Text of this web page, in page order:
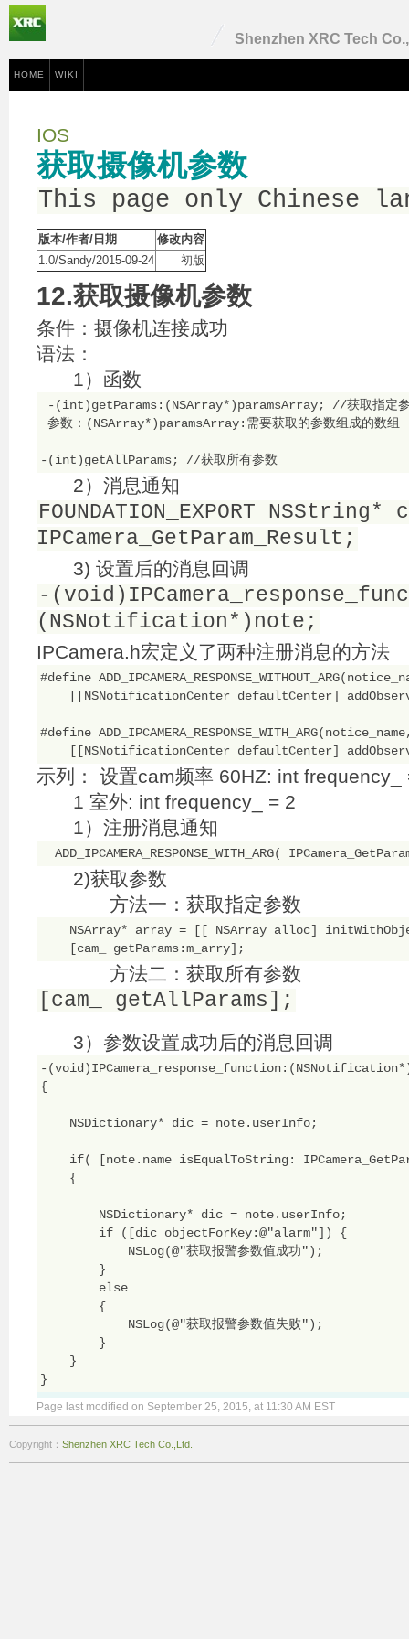
Shenzhen XRC Tech
HOME WIKI
IOS
获取摄像机参数
This page only Chinese
版本/作者/日期
修改内容
1.0/Sandy/2015-09-24
初版
12.获取摄像机参数
条件：摄像机连接成功
语法：
1）函数
-(int)getParams:(NSArray*)paramsArray; //获取指定
参数：(NSArray*)paramsArray:需要获取的参数组成的数组
2）消息通知
FOUNDATION_EXPORT NSString*
IPCamera_GetParam_Result;
3) 设置后的消息回调
-
(NSNotification*)note;
IPCamera.h宏定义了两种注册消息的方法
#define
[[NSNotificationCenter defaultCenter]
#define
示列： 设置cam频率 60HZ: int
1 室外: int frequency_ = 2
1）注册消息通知
2)获取参数
方法一：获取指定参数
NSArray* array = [[ NSArray alloc]
    [cam_ getParams:m_arry];
方法二：获取所有参数
[cam_ getAllParams];
3）参数设置成功后的消息回调
-
{
    NSDictionary* dic = note.userInfo;
if( [note.name isEqualToString:
    {
        NSDictionary* dic = note.userInfo;
        if ([dic objectForKey:@"alarm"]) {
            NSLog(@"获取报警参数值成功");
        }
        else
        {
            NSLog(@"获取报警参数值失败");
        }
    }
Page last modified on September 25, 2015, at 11:30 AM EST
Copyright： Shenzhen XRC Tech Co.,Ltd.